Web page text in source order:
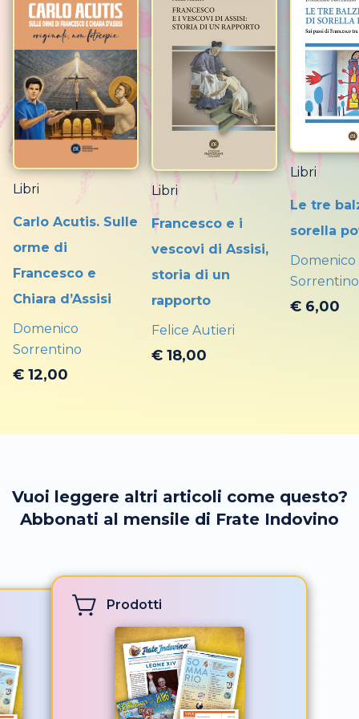
Libri
Carlo Acutis. Sulle
orme di
Francesco e
Chiara d’Assisi
Domenico
Sorrentino
€ 12,00
Libri
Francesco e i
vescovi di Assisi,
storia di un
rapporto
Felice Autieri
€ 18,00
Libri
Le tre
sorella
Domenico
Sorrentino
€ 6,00
Vuoi leggere altri articoli come questo?
Abbonati al mensile di Frate Indovino
Prodotti